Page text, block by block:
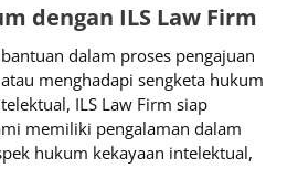
dengan ILS Law Firm
dalam proses pengajuan
menghadapi sengketa hukum
ILS Law Firm siap
memiliki pengalaman dalam
hukum kekayaan intelektual,